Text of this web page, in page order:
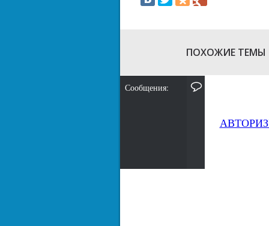
ПОХОЖИЕ ТЕМЫ
Сообщения: